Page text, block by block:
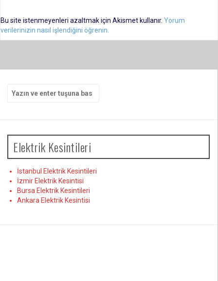
Bu site istenmeyenleri azaltmak için Akismet kullanır. Yorum
verilerinizin nasıl işlendiğini öğrenin.
yap:
Elektrik Kesintileri
İstanbul Elektrik Kesintileri
İzmir Elektrik Kesintisi
Bursa Elektrik Kesintileri
Ankara Elektrik Kesintisi